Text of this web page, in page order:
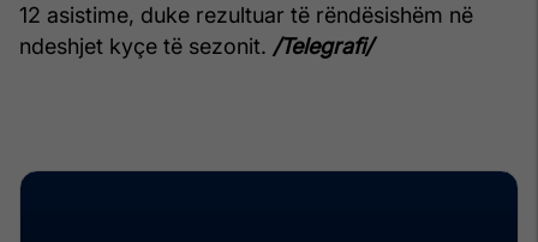
12 asistime, duke rezultuar të rëndësishëm në
ndeshjet kyçe të sezonit. /Telegrafi/